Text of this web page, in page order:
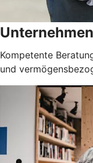
Kompetente
und